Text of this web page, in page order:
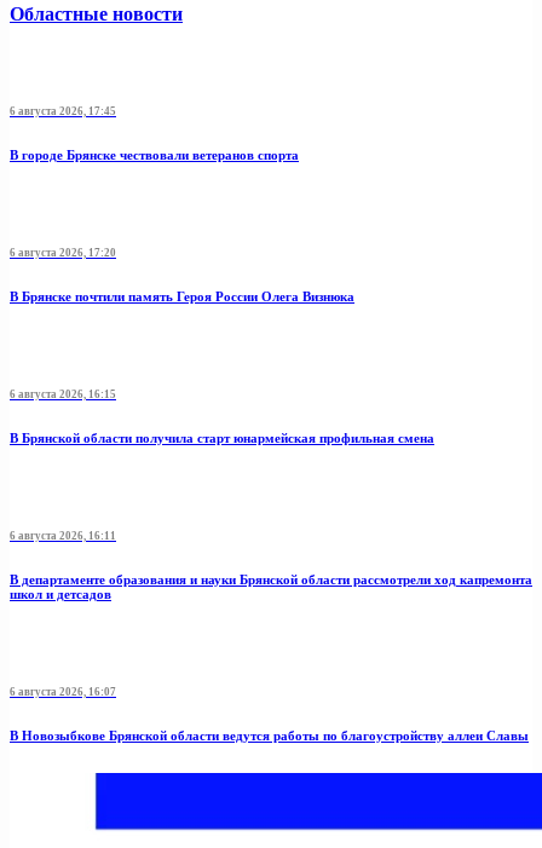
Областные новости
6 августа 2026, 17:45
В городе Брянске чествовали ветеранов спорта
6 августа 2026, 17:20
В Брянске почтили память Героя России Олега Визнюка
6 августа 2026, 16:15
В Брянской области получила старт юнармейская профильная смена
6 августа 2026, 16:11
В департаменте образования и науки Брянской области рассмотрели ход капремонта
школ и детсадов
6 августа 2026, 16:07
В Новозыбкове Брянской области ведутся работы по благоустройству аллеи Славы